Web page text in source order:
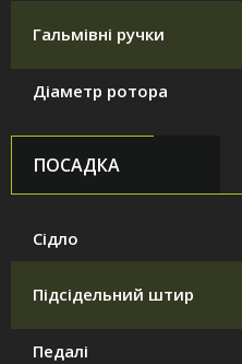
Гальмівні ручки
Діаметр ротора
ПОСАДКА
Сідло
Підсідельний штир
Педалі